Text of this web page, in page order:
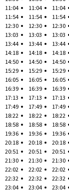
11:04
11:54
12:30
13:03
13:44
14:18
14:50
15:29
16:05
16:39
17:13
17:49
18:22
18:58
19:36
20:18
20:51
21:30
22:02
22:32
23:04
11:04
11:54
12:30
13:03
13:44
14:18
14:50
15:29
16:05
16:39
17:13
17:49
18:22
18:58
19:36
20:18
20:51
21:30
22:02
22:32
23:04
11:04
11:54
12:30
13:03
13:44
14:18
14:50
15:29
16:05
16:39
17:13
17:49
18:22
18:58
19:36
20:18
20:51
21:30
22:02
22:32
23:04